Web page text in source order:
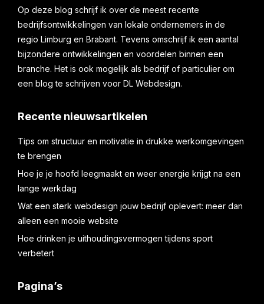
Op deze blog schrijf ik over de meest recente
bedrijfsontwikkelingen van lokale ondernemers in de
regio Limburg en Brabant. Tevens omschrijf ik een aantal
bijzondere ontwikkelingen en voordelen binnen een
branche. Het is ook mogelijk als bedrijf of particulier om
een blog te schrijven voor DL Webdesign.
Recente nieuwsartikelen
Tips om structuur en motivatie in drukke werkomgevingen
te brengen
Hoe je je hoofd leegmaakt en weer energie krijgt na een
lange werkdag
Wat een sterk webdesign jouw bedrijf oplevert: meer dan
alleen een mooie website
Hoe drinken je uithoudingsvermogen tijdens sport
verbetert
Pagina’s